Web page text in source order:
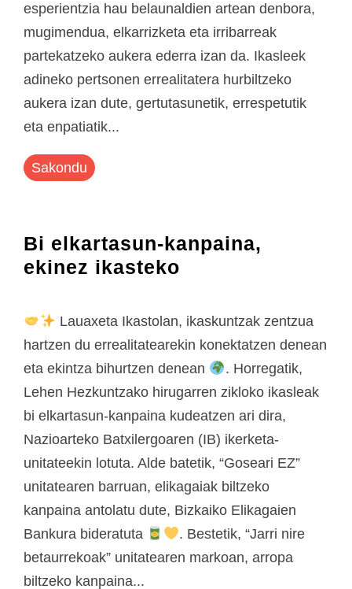
esperientzia hau belaunaldien artean denbora,
mugimendua, elkarrizketa eta irribarreak
partekatzeko aukera ederra izan da. Ikasleek
adineko pertsonen errealitatera hurbiltzeko
aukera izan dute, gertutasunetik, errespetutik
eta enpatiatik...
Sakondu
Bi elkartasun-kanpaina,
ekinez ikasteko
Lauaxeta Ikastolan, ikaskuntzak zentzua
hartzen du errealitatearekin konektatzen denean
eta ekintza bihurtzen denean
. Horregatik,
Lehen Hezkuntzako hirugarren zikloko ikasleak
bi elkartasun-kanpaina kudeatzen ari dira,
Nazioarteko Batxilergoaren (IB) ikerketa-
unitateekin lotuta. Alde batetik, “Goseari EZ”
unitatearen barruan, elikagaiak biltzeko
kanpaina antolatu dute, Bizkaiko Elikagaien
Bankura bideratuta
. Bestetik, “Jarri nire
betaurrekoak” unitatearen markoan, arropa
biltzeko kanpaina...